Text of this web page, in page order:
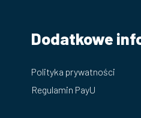
Dodatkowe
Polityka prywatności
Regulamin PayU